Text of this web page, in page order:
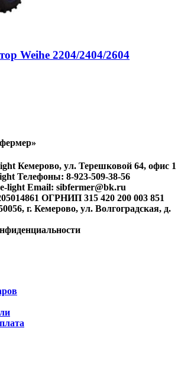
Weihe 2204/2404/2604
Кемерово, ул. Терешковой 64, офис 1
Телефоны: 8-923-509-38-56
Email: sibfermer@bk.ru
ОГРНИП 315 420 200 003 851
г. Кемерово, ул. Волгоградская, д.